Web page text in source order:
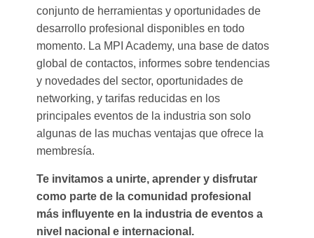
conjunto de herramientas y oportunidades de
desarrollo profesional disponibles en todo
momento. La MPI Academy, una base de datos
global de contactos, informes sobre tendencias
y novedades del sector, oportunidades de
networking, y tarifas reducidas en los
principales eventos de la industria son solo
algunas de las muchas ventajas que ofrece la
membresía.
Te invitamos a unirte, aprender y disfrutar
como parte de la comunidad profesional
más influyente en la industria de eventos a
nivel nacional e internacional.